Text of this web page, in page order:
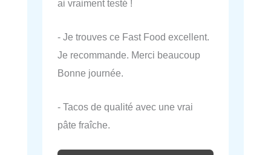
ai vraiment testé !
- Je trouves ce Fast Food excellent.
Je recommande. Merci beaucoup
Bonne journée.
- Tacos de qualité avec une vrai
pâte fraîche.